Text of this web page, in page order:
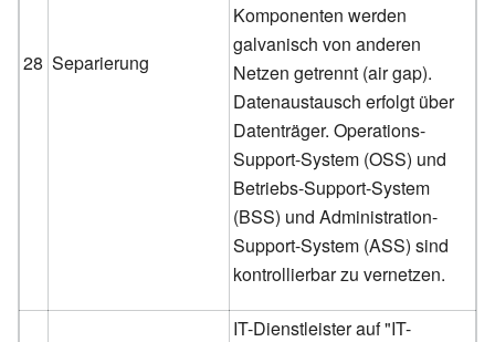
28 Separierung
Komponenten werden
galvanisch von anderen
Netzen getrennt (air gap).
Datenaustausch erfolgt über
Datenträger. Operations-
Support-System (OSS) und
Betriebs-Support-System
(BSS) und Administration-
Support-System (ASS) sind
kontrollierbar zu vernetzen.
IT-Dienstleister auf "IT-